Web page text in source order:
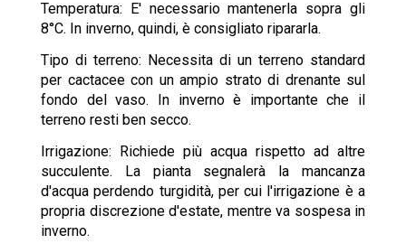
Temperatura: E' necessario mantenerla sopra gli
8°C. In inverno, quindi, è consigliato ripararla.
Tipo di terreno: Necessita di un terreno standard
per cactacee con un ampio strato di drenante sul
fondo del vaso. In inverno è importante che il
terreno resti ben secco.
Irrigazione: Richiede più acqua rispetto ad altre
succulente. La pianta segnalerà la mancanza
d'acqua perdendo turgidità, per cui l'irrigazione è a
propria discrezione d'estate, mentre va sospesa in
inverno.